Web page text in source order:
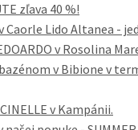
zľava 40 %!
Caorle Lido Altanea -
v Rosolina
v Bibione v
v Kampánii.